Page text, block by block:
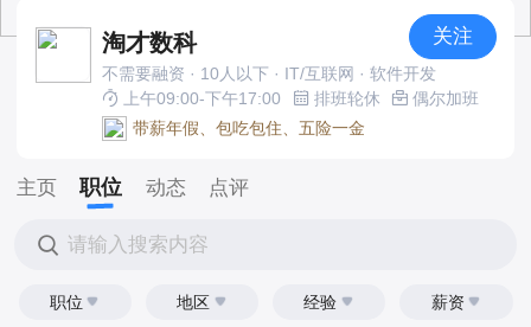
淘才数科 关注
不需要融资 · 10人以下 · IT/互联网 · 软件开发
上午09:00-下午17:00
排班轮休
偶尔加班
带薪年假、包吃包住、五险一金
主页 职位 动态 点评
请输入搜索内容
职位 地区 经验 薪资